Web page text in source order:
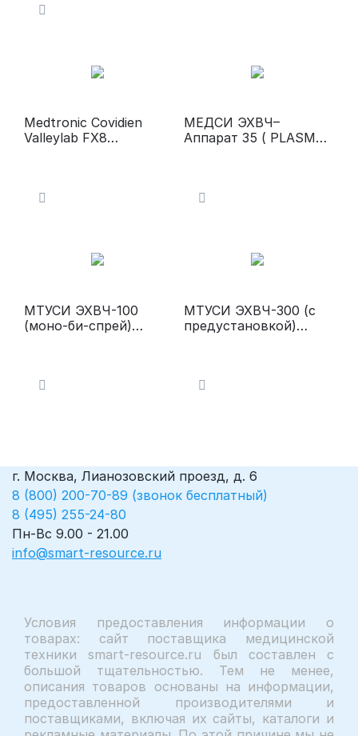
Medtronic Covidien
Valleylab FX8
МЕДСИ ЭХВЧ–
Аппарат 35 ( PLASMA
МТУСИ ЭХВЧ-100
(моно-би-спрей)
МТУСИ ЭХВЧ-300 (с
предустановкой)
г. Москва, Лианозовский проезд, д. 6
8 (800) 200-70-89 (звонок бесплатный)
8 (495) 255-24-80
Пн-Вс 9.00 - 21.00
info@smart-resource.ru
Условия предоставления информации о
товарах: сайт поставщика медицинской
техники smart-resource.ru был составлен с
большой тщательностью. Тем не менее,
описания товаров основаны на информации,
предоставленной производителями и
поставщиками, включая их сайты, каталоги и